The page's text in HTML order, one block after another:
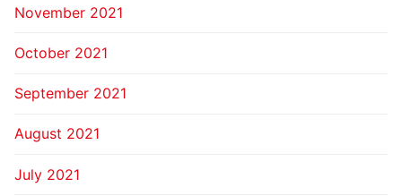
November 2021
October 2021
September 2021
August 2021
July 2021